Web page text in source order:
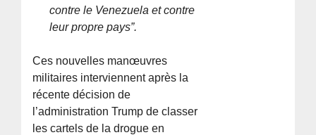
contre le Venezuela et contre
leur propre pays”.
Ces nouvelles manœuvres
militaires interviennent après la
récente décision de
l’administration Trump de classer
les cartels de la drogue en